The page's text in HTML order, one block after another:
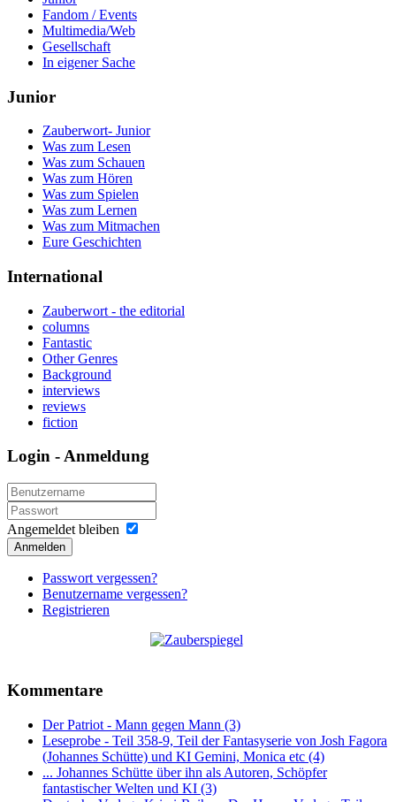
Fandom / Events
Multimedia/Web
Gesellschaft
In eigener Sache
Junior
Zauberwort- Junior
Was zum Lesen
Was zum Schauen
Was zum Hören
Was zum Spielen
Was zum Lernen
Was zum Mitmachen
Eure Geschichten
International
Zauberwort - the editorial
columns
Fantastic
Other Genres
Background
interviews
reviews
fiction
Login - Anmeldung
Angemeldet bleiben
Anmelden
Passwort vergessen?
Benutzername vergessen?
Registrieren
Kommentare
Der Patriot - Mann gegen Mann (3)
Leseprobe - Teil 358-9, Teil der Fantasyserie von Josh Fagora
(Johannes Schütte) und KI Gemini, Monica etc (4)
... Johannes Schütte über ihn als Autoren, Schöpfer
fantastischer Welten und KI (3)